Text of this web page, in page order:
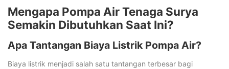
Mengapa Pompa Air Tenaga Surya
Semakin Dibutuhkan Saat Ini?
Apa Tantangan Biaya Listrik Pompa Air?
Biaya listrik menjadi salah satu tantangan terbesar bagi